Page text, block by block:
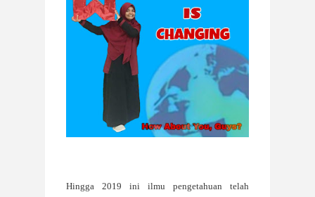
Hingga 2019 ini ilmu pengetahuan telah